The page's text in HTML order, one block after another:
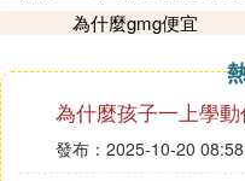
為什麼gmg便宜
為什麼孩子一上學動
發布：2025-10-20